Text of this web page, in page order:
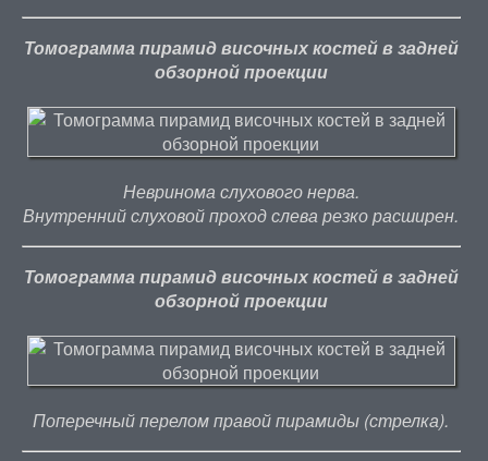
Томограмма пирамид височных костей в задней
обзорной проекции
Невринома слухового нерва.
Внутренний слуховой проход слева резко расширен.
Томограмма пирамид височных костей в задней
обзорной проекции
Поперечный перелом правой пирамиды (стрелка).